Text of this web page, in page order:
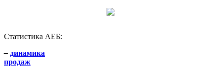
Статистика АЕБ:
– динамика
продаж